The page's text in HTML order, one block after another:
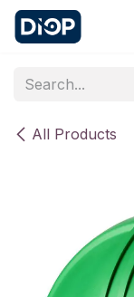
Skip to Content
All Products